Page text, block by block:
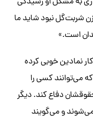
شربت‌گل نبود شاید ما
است.»
نمادین خوبی کرده
می‌توانند کسی را
دفاع کند. دیگر
و می‌گویند